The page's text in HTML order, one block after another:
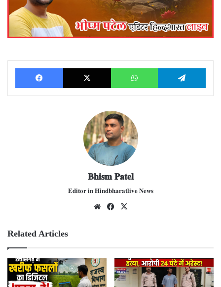
Facebook X WhatsApp
𝐁𝐡𝐢𝐬𝐦 𝐏𝐚𝐭𝐞𝐥
𝐄𝐝𝐢𝐭𝐨𝐫 𝐢𝐧 𝐇𝐢𝐧𝐝𝐛𝐡𝐚𝐫𝐚𝐭𝐥𝐢𝐯𝐞 𝐍𝐞𝐰𝐬
We
Fac
Related Articles